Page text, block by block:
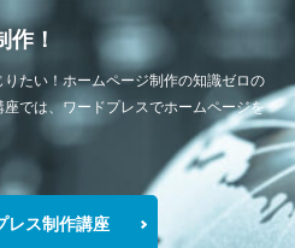
！
たい！ホームページ制作の知識ゼロの
では、ワードプレスでホームページを
レス制作講座